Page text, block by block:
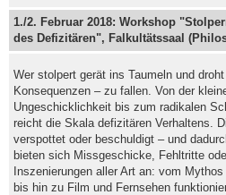
1./2. Februar 2018: Workshop
des Defizitären", Falkultätssaal
Wer stolpert gerät ins Taumeln und
Konsequenzen – zu fallen. Von der
Ungeschicklichkeit bis zum radikalen
reicht die Skala defizitären Verhaltens.
verspottet oder beschuldigt – und
bieten sich Missgeschicke, Fehltritte
Inszenierungen aller Art an: vom
bis hin zu Film und Fernsehen